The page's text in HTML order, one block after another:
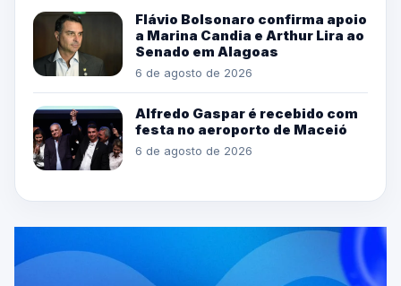
Flávio Bolsonaro confirma apoio
a Marina Candia e Arthur Lira ao
Senado em Alagoas
6 de agosto de 2026
Alfredo Gaspar é recebido com
festa no aeroporto de Maceió
6 de agosto de 2026